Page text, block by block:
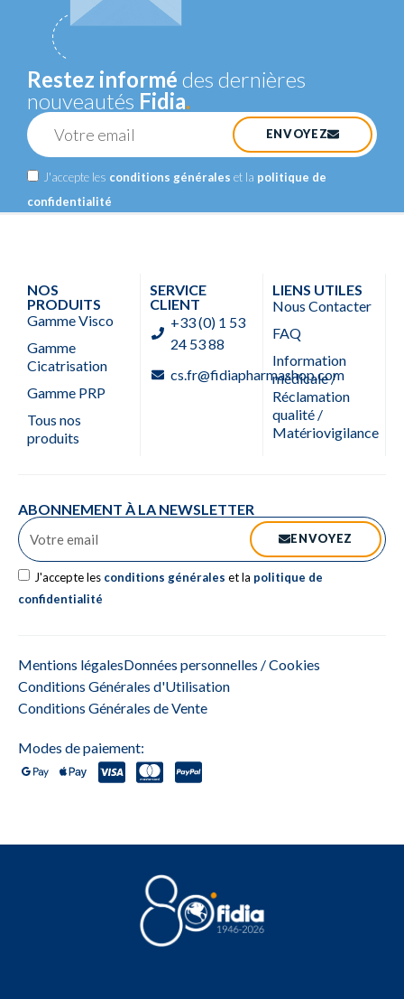
EN SAVOIR PLUS
Restez informé des dernières
nouveautés Fidia.
J'accepte les conditions générales et la politique de
confidentialité
ENVOYEZ
NOS
PRODUITS
Gamme Visco
Gamme
Cicatrisation
Gamme PRP
Tous nos
produits
SERVICE
CLIENT
+33 (0) 1 53
24 53 88
cs.fr@fidiapharmashop.com
LIENS UTILES
Nous Contacter
FAQ
Information
médicale /
Réclamation
qualité /
Matériovigilance
ABONNEMENT À LA NEWSLETTER
J'accepte les conditions générales et la politique de
confidentialité
ENVOYEZ
Mentions légalesDonnées personnelles / Cookies
Conditions Générales d'Utilisation
Conditions Générales de Vente
Modes de paiement: